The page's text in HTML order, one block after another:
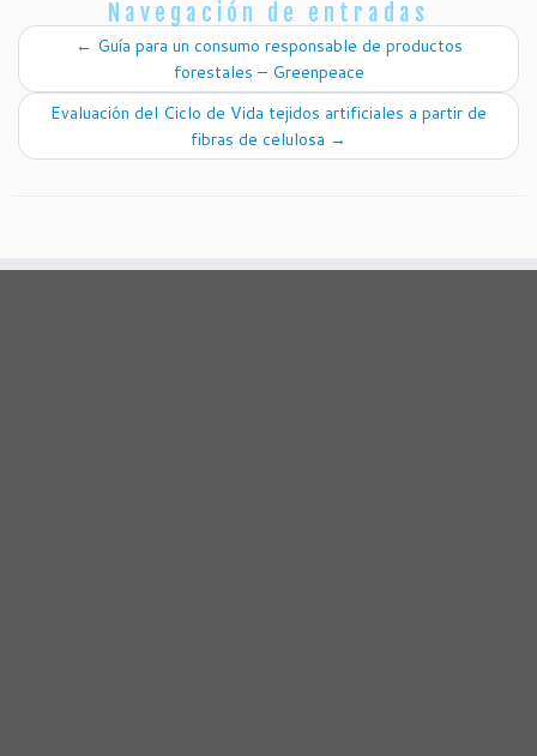
Navegación de entradas
← Guía para un consumo responsable de productos
forestales – Greenpeace
Evaluación del Ciclo de Vida tejidos artificiales a partir de
fibras de celulosa →